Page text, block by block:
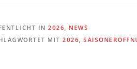
IN 2026, NEWS
MIT 2026,